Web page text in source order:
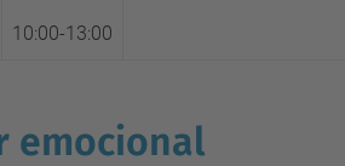
10:00-13:00
emocional